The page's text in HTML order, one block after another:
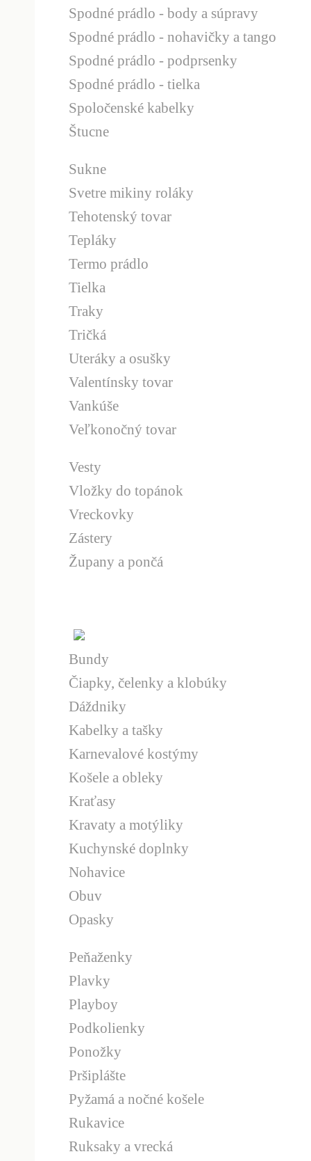
Spodné prádlo - body a súpravy
Spodné prádlo - nohavičky a tango
Spodné prádlo - podprsenky
Spodné prádlo - tielka
Spoločenské kabelky
Štucne
Sukne
Svetre mikiny roláky
Tehotenský tovar
Tepláky
Termo prádlo
Tielka
Traky
Tričká
Uteráky a osušky
Valentínsky tovar
Vankúše
Veľkonočný tovar
Vesty
Vložky do topánok
Vreckovky
Zástery
Župany a pončá
Bundy
Čiapky, čelenky a klobúky
Dáždniky
Kabelky a tašky
Karnevalové kostýmy
Košele a obleky
Kraťasy
Kravaty a motýliky
Kuchynské doplnky
Nohavice
Obuv
Opasky
Peňaženky
Plavky
Playboy
Podkolienky
Ponožky
Pršiplášte
Pyžamá a nočné košele
Rukavice
Ruksaky a vrecká